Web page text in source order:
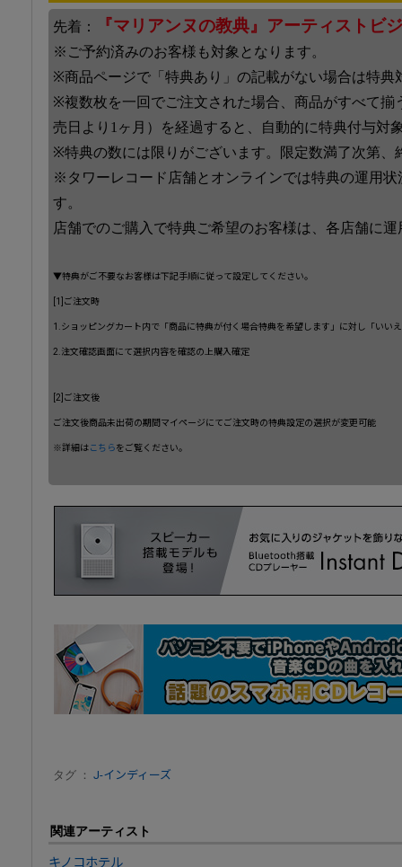
先着： 『マリアンヌの教典』アーティストビ
※ご予約済みのお客様も対象となります。
※商品ページで「特典あり」の記載がない場合は特典
※複数枚を一回でご注文された場合、商品がすべて揃
売日より1ヶ月）を経過すると、自動的に特典付与対
※特典の数には限りがございます。限定数満了次第、
※タワーレコード店舗とオンラインでは特典の運用
す。
店舗でのご購入で特典ご希望のお客様は、各店舗に
▼特典がご不要なお客様は下記手順に従って設定してください。
[1]ご注文時
1.ショッピングカート内で「商品に特典が付く場合特典を希望します」に対し「いい
2.注文確認画面にて選択内容を確認の上購入確定
[2]ご注文後
ご注文後商品未出荷の期間マイページにてご注文時の特典設定の選択が変更可能
※詳細はこちらをご覧ください。
タグ ： J-インディーズ
関連アーティスト
キノコホテル